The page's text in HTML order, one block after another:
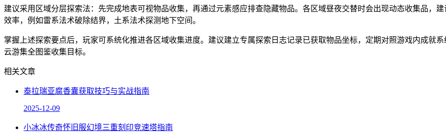
建议采用区域分层探索法：先完成地表可视物品收集，再通过元素感应排查隐藏物品。各区域昼夜交替时会出现动态收集品，
效率，例如雷系法术破除结界，土系法术探测地下空间。
掌握上述探索要点后，玩家可系统化推进各区域收集进度。建议建立专属探索日志记录已获取物品坐标，定期对照游戏内成就
云游集全图鉴收集目标。
相关文章
泰拉瑞亚腐香囊获取技巧与实战指南
2025-12-09
小冰冰传奇怀旧服幻境三重刻印竞速塔指南